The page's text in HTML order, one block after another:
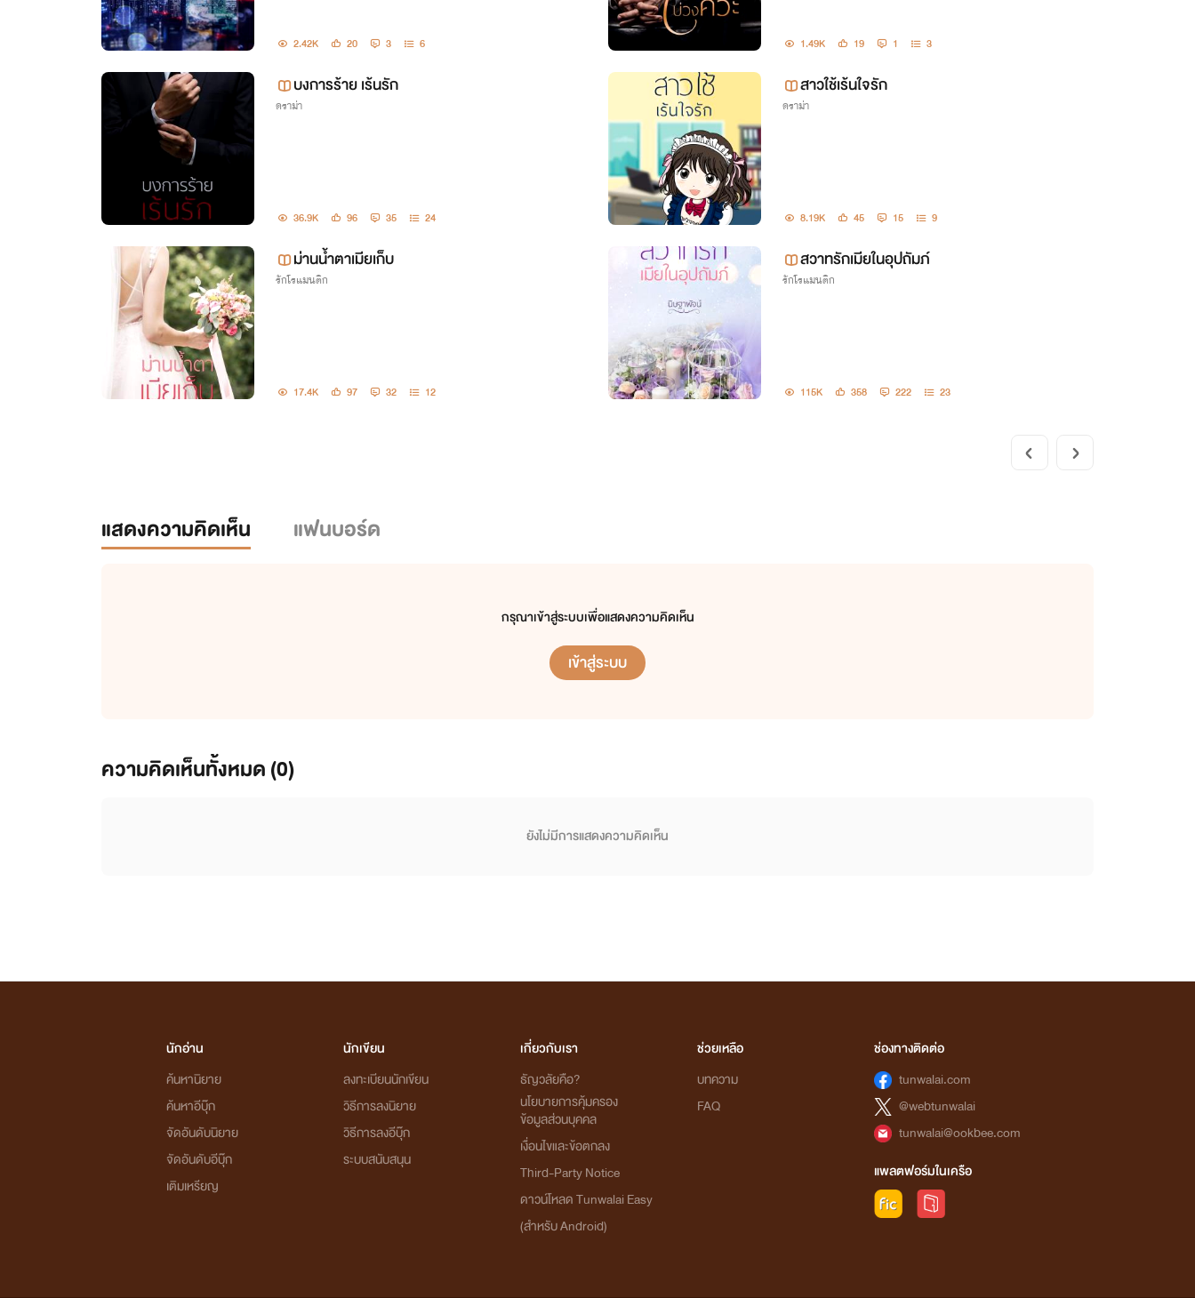
2.42K 20 3 6 1.49K 19 1 3
บงการร้าย เร้นรัก
ดราม่า
36.9K 96 35 24
สาวใช้เร้นใจรัก
ดราม่า
8.19K 45 15 9
ม่านน้ำตาเมียเก็บ
รักโรแมนติก
17.4K 97 32 12
สวาทรักเมียในอุปถัมภ์
รักโรแมนติก
115K 358 222 23
แสดงความคิดเห็น แฟนบอร์ด
กรุณาเข้าสู่ระบบเพื่อแสดงความคิดเห็น
เข้าสู่ระบบ
ความคิดเห็นทั้งหมด (0)
ยังไม่มีการแสดงความคิดเห็น
นักอ่าน
ค้นหานิยาย
ค้นหาอีบุ๊ก
จัดอันดับนิยาย
จัดอันดับอีบุ๊ก
เติมเหรียญ
นักเขียน
ลงทะเบียนนักเขียน
วิธีการลงนิยาย
วิธีการลงอีบุ๊ก
ระบบสนับสนุน
เกี่ยวกับเรา
ธัญวลัยคือ?
นโยบายการคุ้มครอง
ข้อมูลส่วนบุคคล
เงื่อนไขและข้อตกลง
Third-Party Notice
ดาวน์โหลด Tunwalai Easy
(สำหรับ Android)
ช่วยเหลือ
บทความ
FAQ
ช่องทางติดต่อ
tunwalai.com
@webtunwalai
tunwalai@ookbee.com
แพลตฟอร์มในเครือ